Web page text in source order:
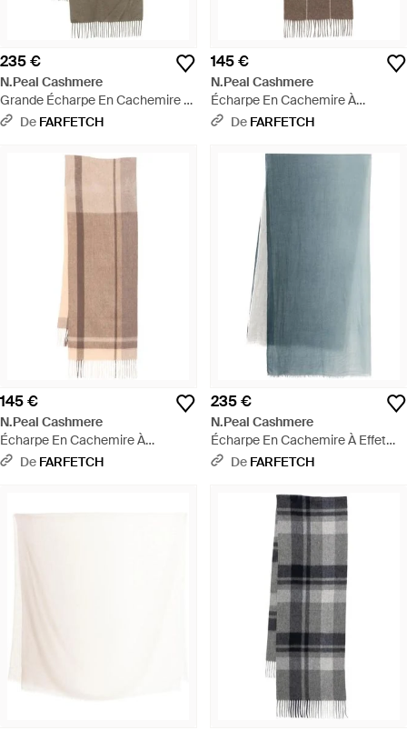
235 €
N.Peal Cashmere
Grande Écharpe En Cachemire -
GrisDe FARFETCH
145 €
N.Peal Cashmere
Écharpe En Cachemire À
Carreaux - Marron
De FARFETCH
145 €
N.Peal Cashmere
Écharpe En Cachemire À
Carreaux - Neutre
De FARFETCH
235 €
N.Peal Cashmere
Écharpe En Cachemire À Effet
Dégradé - Bleu
De FARFETCH